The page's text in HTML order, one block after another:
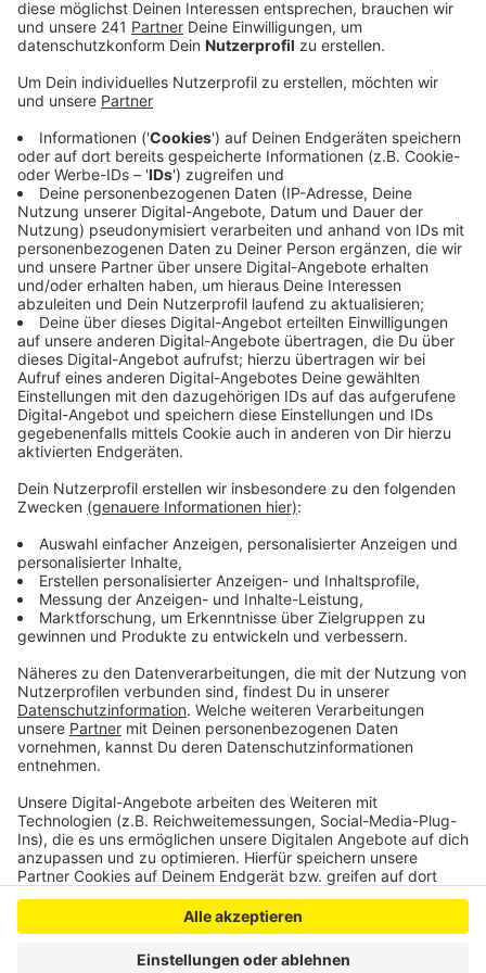
Anzeige
Anzeige
Für Kaufinteressierte gibt es zumindest einen kleinen
Hoffnungsschimmer. Zum Jahresende war der
Preisanstieg nicht mehr so kräftig wie bisher. Aber die
Preise für Immobilien steigen weiter. Auch die
Grundstückspreise sind stabil bis leicht steigend.
Gleichzeitig hat es deutlich weniger Verkäufe
gegeben. Und das obwohl gerade nach Bauland die
Nachfrage weiter hoch sei. In der Gemeinde Hellenthal
hat es vergangenes Jahr die meisten
Grundstücksverkäufe gegeben. Dahinter folgen
Schleiden, Euskirchen und Mechernich. Schlusslicht
war Weilerswist. Die Gemeinde hatte in früheren
Jahren sehr viel Bauland verkauft.
Wenig Bewegung auf dem Markt gab es bei
Eigentumswohnungen, so steht es im Bericht. Und die
Preise steigen weiter, aber nicht mehr so stark wie in
den Vorjahren. Bei ganzen Häusern seien die Preise nur
noch leicht angestiegen.
Anzeige
Anzeige